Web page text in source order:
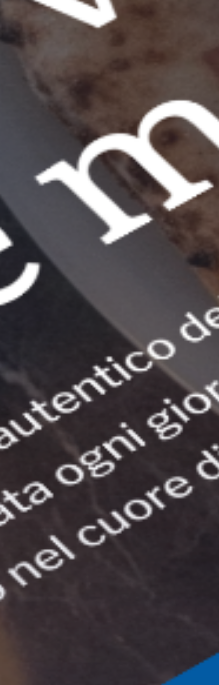
Recensioni Google dei clienti e servizi per cene
aziendali
LA SOLUZIONE
Sito Web
menù digitale
sfogliabile, gallery
del locale e dei piatti, sezione recensioni e
mappa
per raggiungere la pizzeria.
Prenotazione e Delivery
Sistema diprenotazione tavoli
con selezione data,
orario e numero coperti, più modulo diordinazione
delivery con carrello, scelta prodotti e conferma via
WhatsApp/email.
Tecnologie utilizzate:
Next.js, Supabase, Tailwind CSS